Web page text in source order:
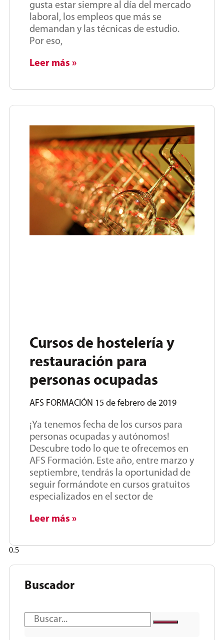
gusta estar siempre al día del mercado
laboral, los empleos que más se
demandan y las técnicas de estudio.
Por eso,
Leer más »
Cursos de hostelería y
restauración para
personas ocupadas
AFS FORMACIÓN 15 de febrero de 2019
¡Ya tenemos fecha de los cursos para
personas ocupadas y autónomos!
Descubre todo lo que te ofrecemos en
AFS Formación. Este año, entre marzo y
septiembre, tendrás la oportunidad de
seguir formándote en cursos gratuitos
especializados en el sector de
Leer más »
Buscador